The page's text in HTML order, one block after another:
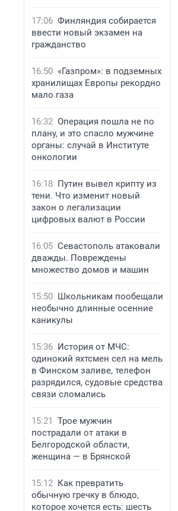
17:06 Финляндия собирается
ввести новый экзамен на
гражданство
16:50 «Газпром»: в подземных
хранилищах Европы рекордно
мало газа
16:32 Операция пошла не по
плану, и это спасло мужчине
органы: случай в Институте
онкологии
16:18 Путин вывел крипту из
тени. Что изменит новый
закон о легализации
цифровых валют в России
16:05 Севастополь атаковали
дважды. Повреждены
множество домов и машин
15:50 Школьникам пообещали
необычно длинные осенние
каникулы
15:36 История от МЧС:
одинокий яхтсмен сел на мель
в Финском заливе, телефон
разрядился, судовые средства
связи сломались
15:21 Трое мужчин
пострадали от атаки в
Белгородской области,
женщина — в Брянской
15:12 Как превратить
обычную гречку в блюдо,
которое хочется есть: шесть